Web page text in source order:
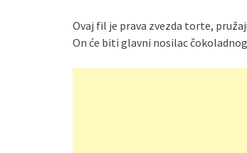
Ovaj fil je prava zvezda torte,
On će biti glavni nosilac